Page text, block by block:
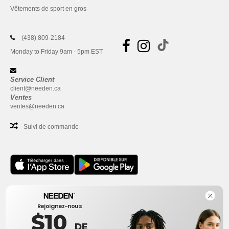
Vêtements de sport en gros
(438) 809-2184
Monday to Friday 9am - 5pm EST
Service Client
client@needen.ca
Ventes
ventes@needen.ca
Suivi de commande
Bureau
One Dundas Street West Suite 2500
Toronto, Ontario, M5G 1Z3
Rejoignez-nous
$10 DE